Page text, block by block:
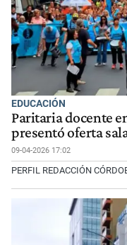
EDUCACIÓN
Paritaria docente
presentó oferta
09-04-2026 17:02
PERFIL REDACCIÓN